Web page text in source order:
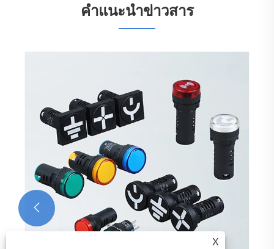
คำแนะนำข่าวสาร
ด้ามจับแบบสั้น 16A พร้อมสวิตช์เปลี่ยนไฟคือ
อะไร และทำงานอย่างไร
ดูเพิ่มเติม >>

X